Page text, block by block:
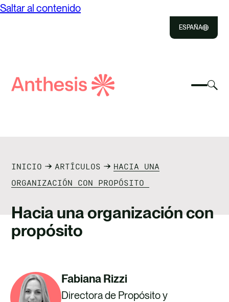
Saltar al contenido
ESPAÑA
IMPACTO
RECURSOS
TALENTO
Búsqueda
INICIO ARTÍCULOS
HACIA UNA
ORGANIZACIÓN CON PROPÓSITO
Hacia una organización con
propósito
Fabiana Rizzi
Directora de Propósito y